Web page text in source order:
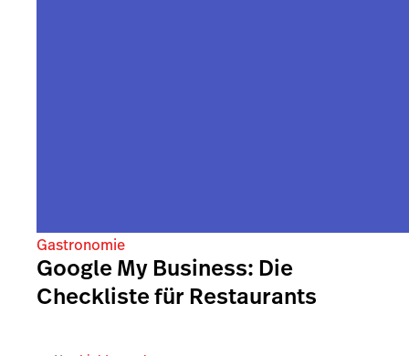
Gastronomie
Google My Business: Die
Checkliste für Restaurants